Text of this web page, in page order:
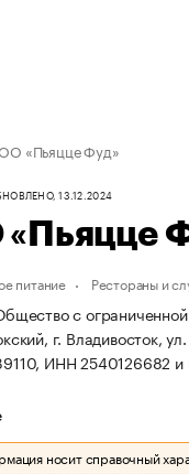
«Пьяцце Фуд»
13.12.2024
питание Рестораны и
с
г. Владивосток,
ИНН 2540126682
носит справочный